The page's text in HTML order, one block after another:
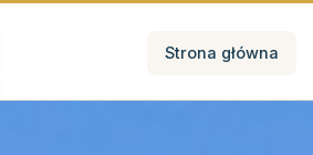
Strona główna